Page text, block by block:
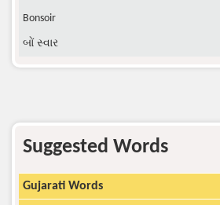
Bonsoir
બોં સ્વાર
Suggested Words
Gujarati Words